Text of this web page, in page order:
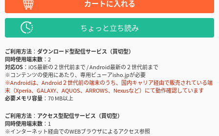
カートに入れる
ちょっと立ち読み
ご利用方法
ダウンロード型配信サービス（買切型）
同時使用端末数
2
対応OS
iOS最新の２世代前まで / Android最新の２世代前まで
※コンテンツの使用にあたり、専用ビューアisho.jpが必要
※Androidは、Android２世代前の端末のうち、国内キャリア経由で販売されている端
末（Xperia、GALAXY、AQUOS、ARROWS、Nexusなど）にて動作確認しています
必要メモリ容量
70 MB以上
ご利用方法
アクセス型配信サービス（買切型）
同時使用端末数
1
※インターネット経由でのWEBブラウザによるアクセス参照